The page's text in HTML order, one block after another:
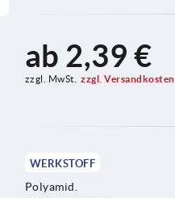
ab 2,39 €
zzgl. MwSt. zzgl. Versandkosten
WERKSTOFF
Polyamid.